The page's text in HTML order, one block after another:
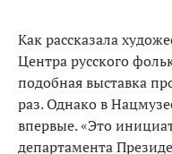
Как рассказала
Центра русского
подобная выставка
раз. Однако в
впервые. «Это
департамента